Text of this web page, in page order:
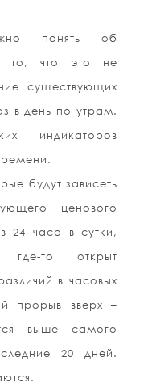
понять об
то, что это не
существующих
в день по утрам.
индикаторов
будут зависеть
ценового
24 часа в сутки,
то открыт
в часовых
прорыв вверх –
выше самого
20 дней.